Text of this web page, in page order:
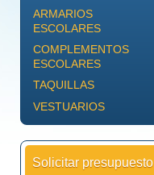
ARMARIOS
ESCOLARES
COMPLEMENTOS
ESCOLARES
TAQUILLAS
VESTUARIOS
Solicitar presupuesto